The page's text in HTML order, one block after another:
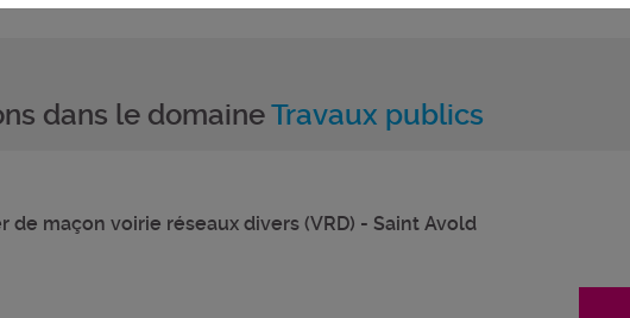
dans le domaineTravaux publics
de maçon voirie réseaux divers (VRD) - Saint Avold